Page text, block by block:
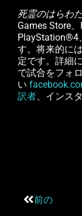
死霊のはらわ
Games Store
PlayStation®4
す。将来的に
定です。詳細
で試合をフォ
い
訳者、インス
前の